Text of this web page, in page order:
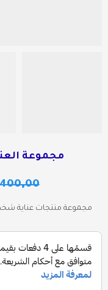
مجموعة
مجموعة منتجات عناية